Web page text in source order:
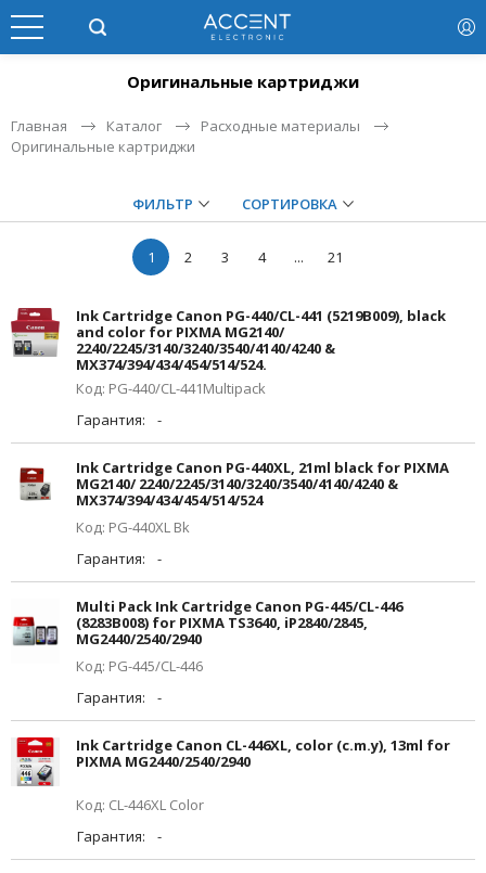
Оригинальные картриджи
Главная Каталог
Расходные материалы
Оригинальные картриджи
ФИЛЬТР СОРТИРОВКА
1 2 3 4 ... 21
Ink Cartridge Canon PG-440/CL-441 (5219B009), black
and color for PIXMA MG2140/
2240/2245/3140/3240/3540/4140/4240 &
MX374/394/434/454/514/524.
Код: PG-440/CL-441Multipack
Гарантия:
-
Ink Cartridge Canon PG-440XL, 21ml black for PIXMA
MG2140/ 2240/2245/3140/3240/3540/4140/4240 &
MX374/394/434/454/514/524
Код: PG-440XL Bk
Гарантия:
-
Multi Pack Ink Cartridge Canon PG-445/CL-446
(8283B008) for PIXMA TS3640, iP2840/2845,
MG2440/2540/2940
Код: PG-445/CL-446
Гарантия:
-
Ink Cartridge Canon CL-446XL, color (c.m.y), 13ml for
PIXMA MG2440/2540/2940
Код: CL-446XL Color
Гарантия:
-